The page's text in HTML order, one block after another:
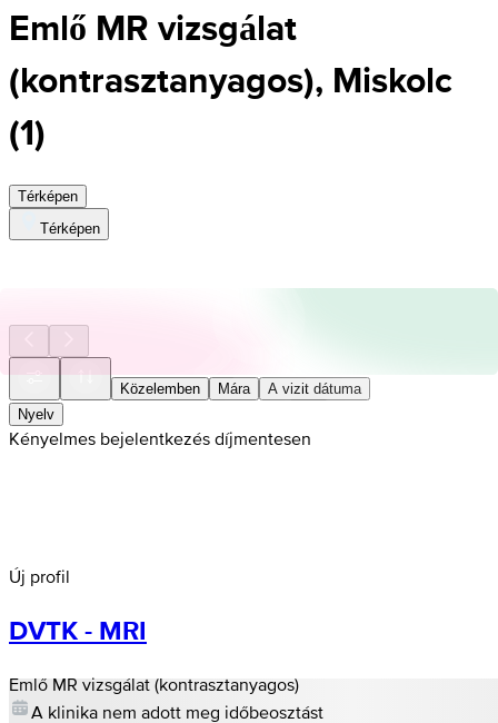
Emlő MR vizsgálat
(kontrasztanyagos), Miskolc
(1)
Térképen
Térképen
Közelemben Mára
A vizit dátuma
Nyelv
Kényelmes bejelentkezés díjmentesen
Új profil
DVTK - MRI
Emlő MR vizsgálat (kontrasztanyagos)
A klinika nem adott meg időbeosztást